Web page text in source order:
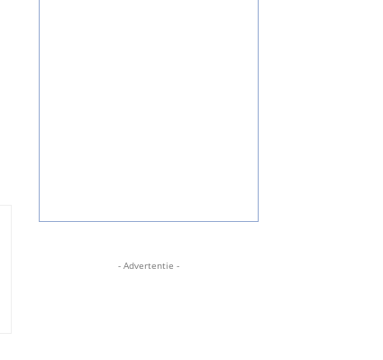
- Advertentie -